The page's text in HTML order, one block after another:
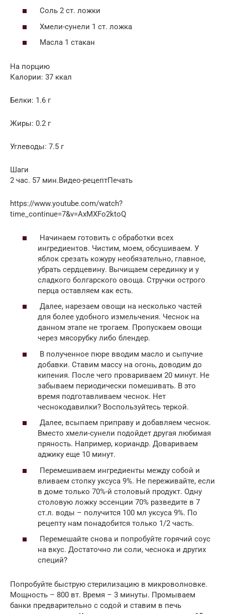
Соль 2 ст. ложки
Хмели-сунели 1 ст. ложка
Масла 1 стакан
На порцию
Калории: 37 ккал
Белки: 1.6 г
Жиры: 0.2 г
Углеводы: 7.5 г
Шаги
2 час. 57 мин.Видео-рецептПечать
https://www.youtube.com/watch?
time_continue=7&v=AxMXFo2ktoQ
Начинаем готовить с обработки всех
ингредиентов. Чистим, моем, обсушиваем. У
яблок срезать кожуру необязательно, главное,
убрать сердцевину. Вычищаем серединку и у
сладкого болгарского овоща. Стручки острого
перца оставляем как есть.
Далее, нарезаем овощи на несколько частей
для более удобного измельчения. Чеснок на
данном этапе не трогаем. Пропускаем овощи
через мясорубку либо блендер.
В полученное пюре вводим масло и сыпучие
добавки. Ставим массу на огонь, доводим до
кипения. После чего провариваем 20 минут. Не
забываем периодически помешивать. В это
время подготавливаем чеснок. Нет
чеснокодавилки? Воспользуйтесь теркой.
Далее, всыпаем приправу и добавляем чеснок.
Вместо хмели-сунели подойдет другая любимая
пряность. Например, кориандр. Довариваем
аджику еще 10 минут.
Перемешиваем ингредиенты между собой и
вливаем стопку уксуса 9%. Не переживайте, если
в доме только 70%-й столовый продукт. Одну
столовую ложку эссенции 70% разведите в 7
ст.л. воды – получится 100 мл уксуса 9%. По
рецепту нам понадобится только 1/2 часть.
Перемешайте снова и попробуйте горячий соус
на вкус. Достаточно ли соли, чеснока и других
специй?
Попробуйте быструю стерилизацию в микроволновке.
Мощность – 800 вт. Время – 3 минуты. Промываем
банки предварительно с содой и ставим в печь